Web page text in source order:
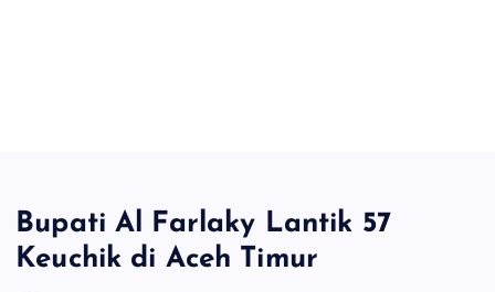
Bupati Al Farlaky Lantik 57
Keuchik di Aceh Timur